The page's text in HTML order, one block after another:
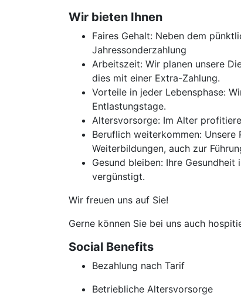
Wir bieten Ihnen
Faires Gehalt: Neben dem
Jahressonderzahlung
Arbeitszeit: Wir planen unsere
dies mit einer Extra-Zahlung.
Vorteile in jeder Lebensphase:
Entlastungstage.
Altersvorsorge: Im Alter
Beruflich weiterkommen:
Weiterbildungen, auch zur
Gesund bleiben: Ihre
vergünstigt.
Wir freuen uns auf Sie!
Gerne können Sie bei uns auch
Social Benefits
Bezahlung nach Tarif
Betriebliche Altersvorsorge